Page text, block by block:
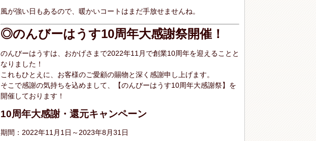
風が強い日もあるので、暖かいコートはまだ手放せませんね。
◎のんびーはうす10周年大感謝祭開催！
のんびーはうすは、おかげさまで2022年11月で創業10周年を迎えることと
なりました！
これもひとえに、お客様のご愛顧の賜物と深く感謝申し上げます。
そこで感謝の気持ちを込めまして、【のんびーはうす10周年大感謝祭】を
開催しております！
10周年大感謝・還元キャンペーン
期間：2022年11月1日～2023年8月31日